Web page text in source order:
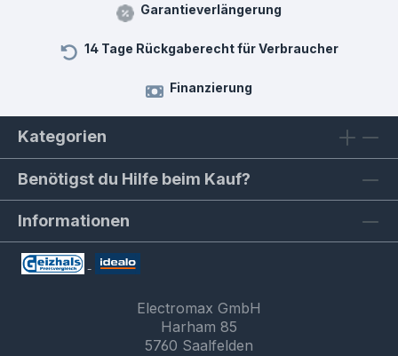
Garantieverlängerung
14 Tage Rückgaberecht für Verbraucher
Finanzierung
Kategorien
Benötigst du Hilfe beim Kauf?
Informationen
Electromax GmbH
Harham 85
5760 Saalfelden